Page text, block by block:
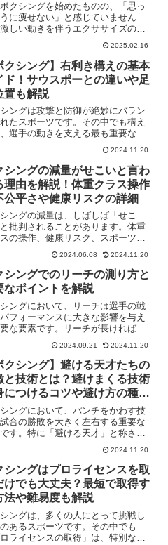
クシングを始めたものの、「思っ
に痩せない」と感じていません
しい動きを伴うエクササイズのた
高いダイエット効果を期待している
多いでしょう。しかし、実際には
闇ボクシングを続けているのに痩せ
」という悩みを抱える人も...
2025.02.16
クシング】右利き構えの基本
ド！サウスポーとの違いや足
置も解説
ングは攻撃と防御が絶妙にバラン
たスポーツです。その中でも構え
選手の動きを支える最も重要な基
言えます。特に右利きの選手にとっ
、「オーソドックススタイル」が基
えとなります。このスタイルは、
チの威力を最大限に引...
2024.11.20
シングの減量がせこいと言わ
理由を解説！体重クラス操作
公平さや健康リスクの詳細
ングの減量は、しばしば「せこ
批判されることがあります。体重
の操作、健康リスク、スポーツマ
ップの欠如など、減量にまつわる問
は多岐にわたります。この記事で
クシングの減量がなぜ「せこい」
れるのか、その理由を詳...
2024.06.08 2024.11.20
シングでのリーチの測り方と
なポイントを解説
ングにおいて、リーチは選手の戦
フォーマンスに大きな影響を与え
な要素です。リーチが長ければ、
でき、リーチが短い場合でも、その
を活かした戦い方があります。しか
確なリーチの測り方...
2024.09.21 2024.11.20
クシング】避ける天才たちの
と技術とは？避けまくる技術
につけるコツや避け方の種類
説ングにおいて、パンチをかわす技
合の勝敗を大きく左右する重要な
す。特に「避ける天才」と称され
駆使して、相手の攻撃を的確に回避
。彼らの特徴や技術を知ること
ボクシングのディフェン...
2024.11.20
シングはプロライセンスを取
けでも大丈夫？最短で取得す
法や難易度も解説
ングは、多くの人にとって挑戦し
あるスポーツです。その中でも
ロライセンスの取得」は、特別な目